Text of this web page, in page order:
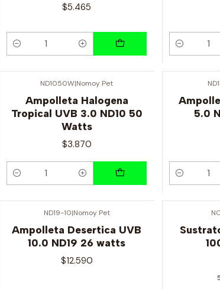
$5.465
Cantidad Cantidad
ND1050W|Nomoy Pet
Ampolleta Halogena
Tropical UVB 3.0 ND10 50
Watts
$3.870
Cantidad
5.0
Cantidad
ND19-10|Nomoy Pet
Ampolleta Desertica UVB
10.0 ND19 26 watts
$12.590